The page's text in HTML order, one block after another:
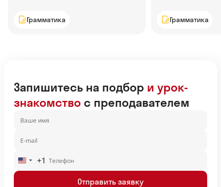
Грамматика Грамматика
Запишитесь на подбор и урок-
знакомство с преподавателем
United
States
+1
Отправить заявку